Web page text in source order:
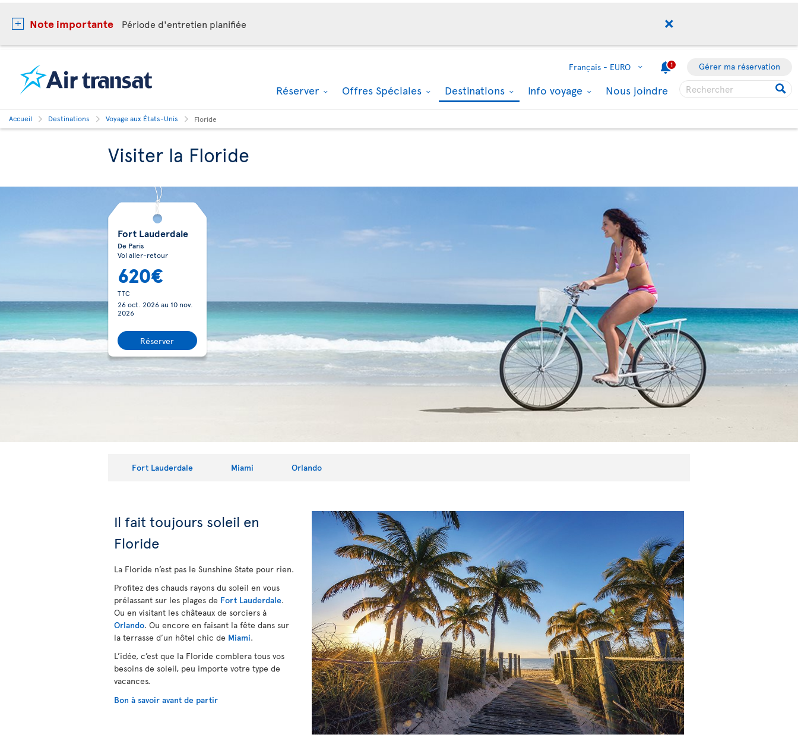
Note importante Période d'entretien planifiée
Français - EURO 1 Gérer ma réservation
Réserver Offres Spéciales Destinations Info voyage Nous joindre
Accueil Destinations Voyage aux États-Unis Floride
Visiter la Floride
Fort Lauderdale
De Paris
Vol aller-retour
620€
TTC
26 oct. 2026au 10 nov.
2026
Réserver
Fort Lauderdale Miami Orlando
Il fait toujours soleil en
Floride
La Floride n’est pas le Sunshine State pour rien.
Profitez des chauds rayons du soleil en vous
prélassant sur les plages de Fort Lauderdale.
Ou en visitant les châteaux de sorciers à
Orlando. Ou encore en faisant la fête dans sur
la terrasse d’un hôtel chic de Miami.
L’idée, c’est que la Floride comblera tous vos
besoins de soleil, peu importe votre type de
vacances.
Bon à savoir avant de partir